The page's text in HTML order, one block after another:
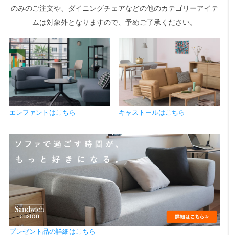
のみのご注文や、ダイニングチェアなどの他のカテゴリーアイテ
ムは対象外となりますので、予めご了承ください。
エレファントはこちら キャストールはこちら
プレゼント品の詳細はこちら